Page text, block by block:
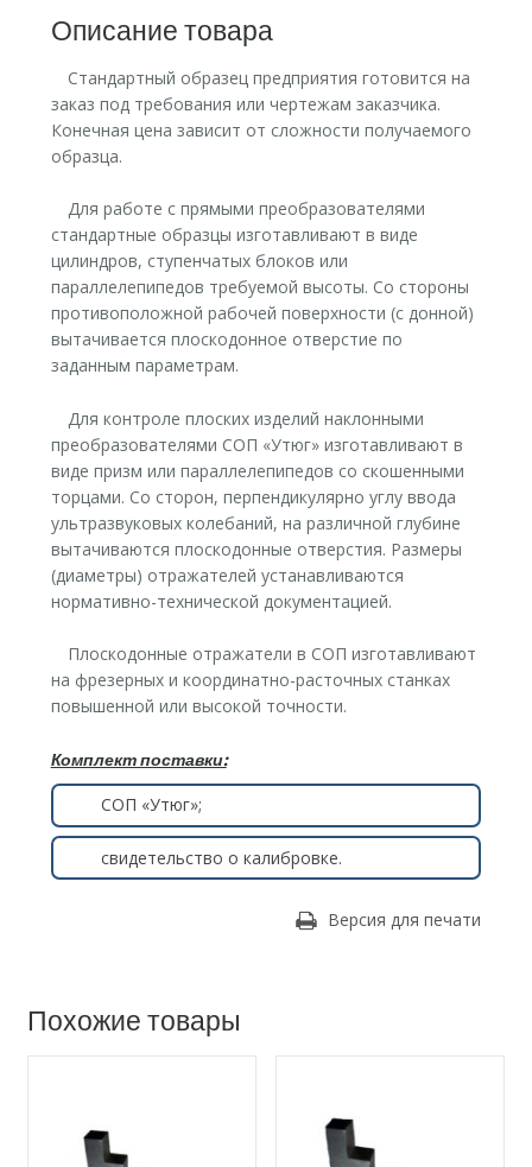
Описание товара
Стандартный образец предприятия готовится на
заказ под требования или чертежам заказчика.
Конечная цена зависит от сложности получаемого
образца.
Для работе с прямыми преобразователями
стандартные образцы изготавливают в виде
цилиндров, ступенчатых блоков или
параллелепипедов требуемой высоты. Со стороны
противоположной рабочей поверхности (с донной)
вытачивается плоскодонное отверстие по
заданным параметрам.
Для контроле плоских изделий наклонными
преобразователями СОП «Утюг» изготавливают в
виде призм или параллелепипедов со скошенными
торцами. Со сторон, перпендикулярно углу ввода
ультразвуковых колебаний, на различной глубине
вытачиваются плоскодонные отверстия. Размеры
(диаметры) отражателей устанавливаются
нормативно-технической документацией.
Плоскодонные отражатели в СОП изготавливают
на фрезерных и координатно-расточных станках
повышенной или высокой точности.
Комплект поставки:
СОП «Утюг»;
свидетельство о калибровке.
Версия для печати
Похожие товары